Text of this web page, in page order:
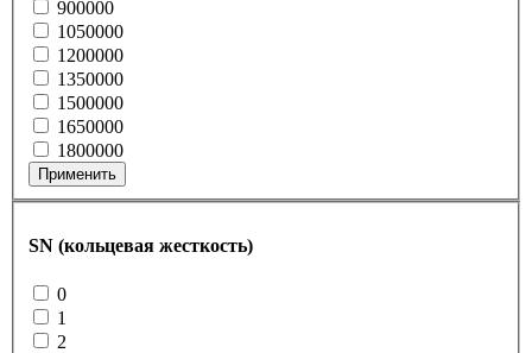
900000
1050000
1200000
1350000
1500000
1650000
1800000
Применить
SN (кольцевая жесткость)
0
1
2